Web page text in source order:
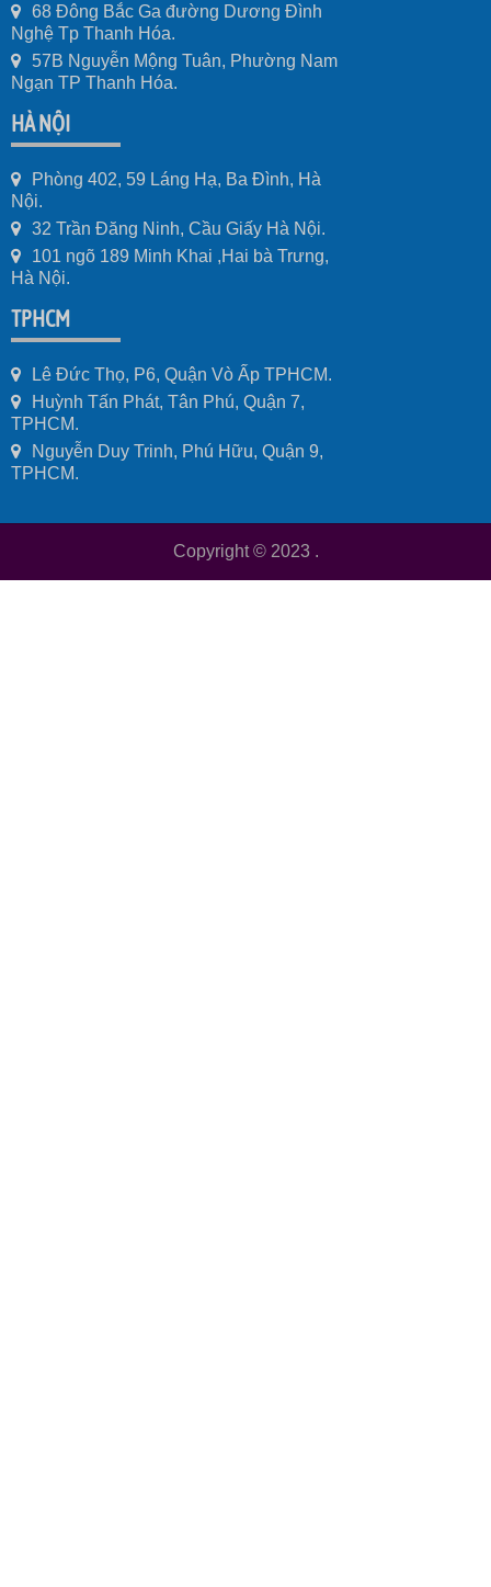
68 Đông Bắc Ga đường Dương Đình
Nghệ Tp Thanh Hóa.
57B Nguyễn Mộng Tuân, Phường Nam
Ngạn TP Thanh Hóa.
HÀ NỘI
Phòng 402, 59 Láng Hạ, Ba Đình, Hà
Nội.
32 Trần Đăng Ninh, Cầu Giấy Hà Nội.
101 ngõ 189 Minh Khai ,Hai bà Trưng,
Hà Nội.
TPHCM
Lê Đức Thọ, P6, Quận Vò Ấp TPHCM.
Huỳnh Tấn Phát, Tân Phú, Quận 7,
TPHCM.
Nguyễn Duy Trinh, Phú Hữu, Quận 9,
TPHCM.
Copyright © 2023 .